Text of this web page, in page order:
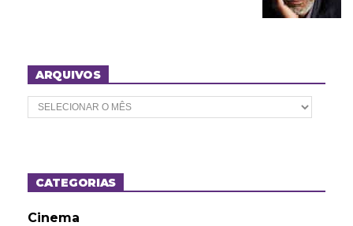
ARQUIVOS
A
r
o
sCATEGORIAS
Cinema